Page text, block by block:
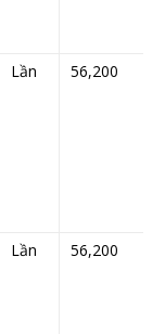
Lần 56,200
Lần 56,200